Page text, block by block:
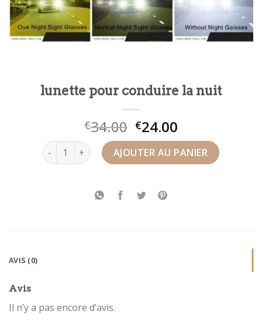
lunette pour conduire la nuit
€34.00 €24.00
quantité de lunette pour conduire la nuit
AJOUTER AU PANIER
AVIS (0)
Avis
Il n’y a pas encore d’avis.